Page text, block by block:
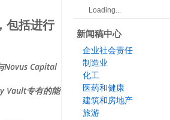
包括进行
Novus Capital
Vault专有的能
Loading...
新闻稿中心
企业社会责任
制造业
化工
医药和健康
建筑和房地产
旅游